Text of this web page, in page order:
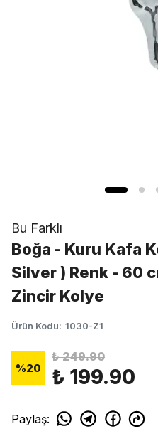
Bu Farklı
Boğa - Kuru Kafa
Silver ) Renk - 60
Zincir Kolye
Ürün Kodu: 1030-Z1
%20
₺ 249.90
₺ 199.90
Paylaş: